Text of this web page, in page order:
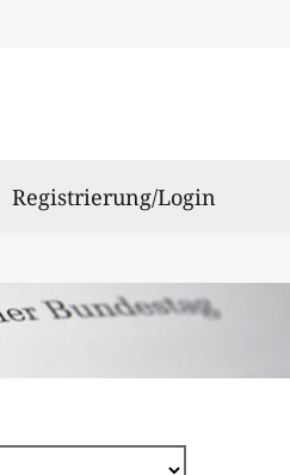
Registrierung/Login